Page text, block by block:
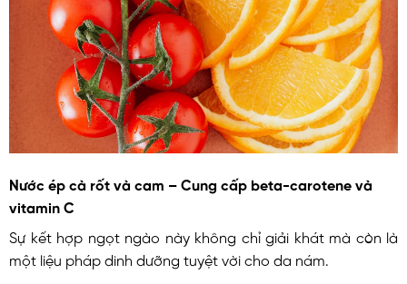
Nước ép cà rốt và cam – Cung cấp beta-carotene và
vitamin C
Sự kết hợp ngọt ngào này không chỉ giải khát mà còn là
một liệu pháp dinh dưỡng tuyệt vời cho da nám.